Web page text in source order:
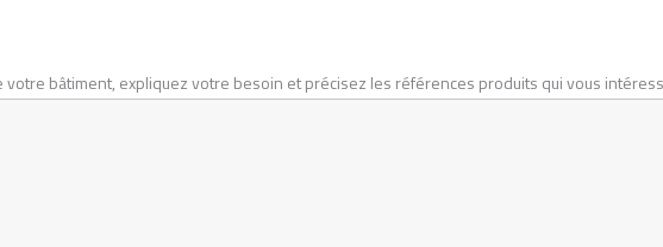
bâtiment, expliquez votre besoin et précisez les références produits qui vous